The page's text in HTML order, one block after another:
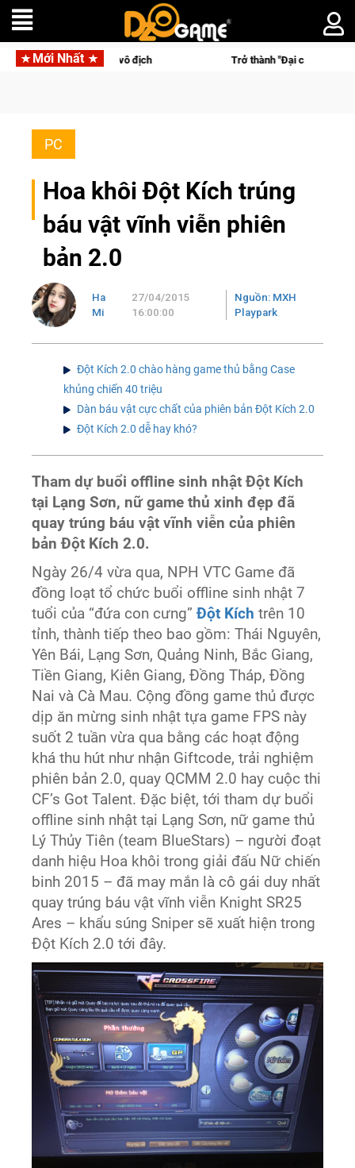
Mới Nhất
vô địch Trở thành "Đại ca Mèo" khuấy đảo thế giới ngầm
PC
Hoa khôi Đột Kích trúng
báu vật vĩnh viễn phiên
bản 2.0
Ha
Mi
27/04/2015
16:00:00
Nguồn: MXH
Playpark
Đột Kích 2.0 chào hàng game thủ bằng Case
khủng chiến 40 triệu
Dàn báu vật cực chất của phiên bản Đột Kích 2.0
Đột Kích 2.0 dễ hay khó?
Tham dự buổi offline sinh nhật Đột Kích
tại Lạng Sơn, nữ game thủ xinh đẹp đã
quay trúng báu vật vĩnh viễn của phiên
bản Đột Kích 2.0.
Ngày 26/4 vừa qua, NPH VTC Game đã
đồng loạt tổ chức buổi offline sinh nhật 7
tuổi của “đứa con cưng”Đột Kích trên 10
tỉnh, thành tiếp theo bao gồm: Thái Nguyên,
Yên Bái, Lạng Sơn, Quảng Ninh, Bắc Giang,
Tiền Giang, Kiên Giang, Đồng Tháp, Đồng
Nai và Cà Mau. Cộng đồng game thủ được
dịp ăn mừng sinh nhật tựa game FPS này
suốt 2 tuần vừa qua bằng các hoạt động
khá thu hút như nhận Giftcode, trải nghiệm
phiên bản 2.0, quay QCMM 2.0 hay cuộc thi
CF’s Got Talent. Đặc biệt, tới tham dự buổi
offline sinh nhật tại Lạng Sơn, nữ game thủ
Lý Thủy Tiên (team BlueStars) – người đoạt
danh hiệu Hoa khôi trong giải đấu Nữ chiến
binh 2015 – đã may mắn là cô gái duy nhất
quay trúng báu vật vĩnh viễn Knight SR25
Ares – khẩu súng Sniper sẽ xuất hiện trong
Đột Kích 2.0 tới đây.